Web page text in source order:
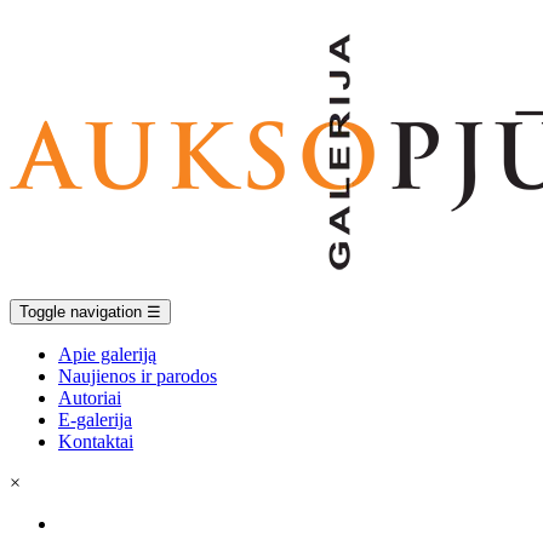
Toggle navigation ☰
Apie galeriją
Naujienos ir parodos
Autoriai
E-galerija
Kontaktai
×